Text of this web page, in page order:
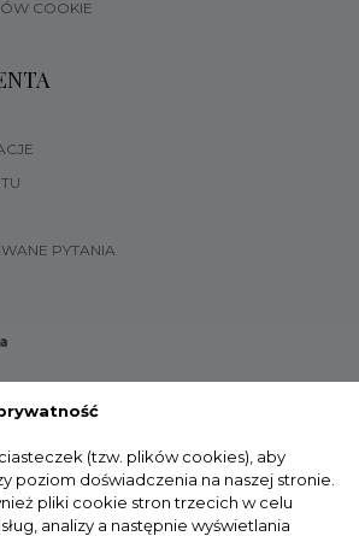
COOKIE
PYTANIA
(tzw. plików cookies), aby
poziom doświadczenia na naszej stronie.
pliki cookie stron trzecich w celu
analizy a następnie wyświetlania